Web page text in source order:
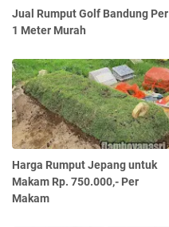
Jual Rumput Golf Bandung Per
1 Meter Murah
Harga Rumput Jepang untuk
Makam Rp. 750.000,- Per
Makam